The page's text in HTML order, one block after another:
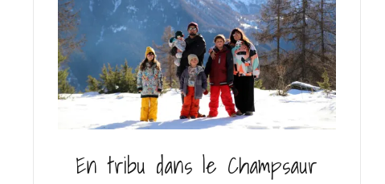
En tribu dans le Champsaur